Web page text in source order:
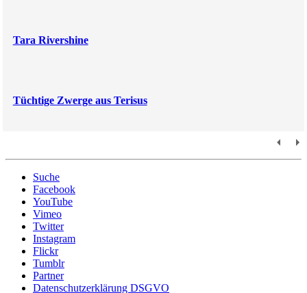
Tara Rivershine
Tüchtige Zwerge aus Terisus
Suche
Facebook
YouTube
Vimeo
Twitter
Instagram
Flickr
Tumblr
Partner
Datenschutzerklärung DSGVO